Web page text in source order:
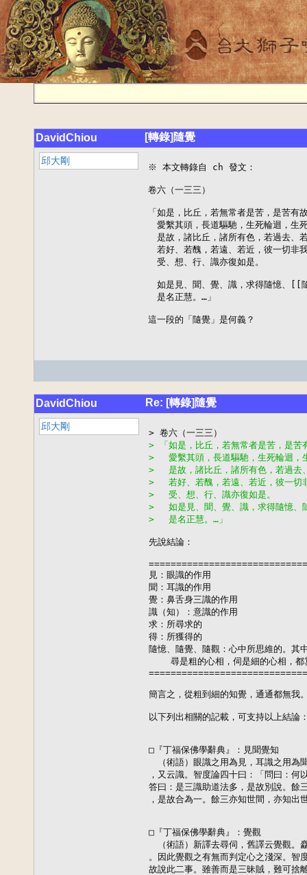
DavidChiou [轉錄]隨覺
邱大剛
※ 本文轉錄自 ch 發文：
卷六（一三三）
「如是，比丘，若無常者是苦，是苦
愛繫其頭，長道驅馳，生死輪迴，生
是故，諸比丘，諸所有色，若過去、
若好、若醜，若遠、若近，彼一切非
受、想、行、識亦復如是。
如是見、聞、覺、識，求得隨憶、[[
是名正慧。…」
這一段的「隨覺」是何義？
DavidChiou Re: [轉錄]隨覺
邱大剛
> 「如是，比丘，若無常者是苦，是苦
> 　愛繫其頭，長道驅馳，生死輪迴，
> 　是故，諸比丘，諸所有色，若過去
> 　若好、若醜，若遠、若近，彼一切
> 　受、想、行、識亦復如是。
> 　如是見、聞、覺、識，求得隨憶、
> 　是名正慧。…」
先說結論：
見：眼識的作用
聞：耳識的作用
覺：鼻舌身三識的作用
識（知）：意識的作用
求：所尋求的
得：所獲得的
隨憶、隨覺、隨觀：心中所思維的。其
尋是粗的心相，伺是細的心相，都
簡言之，從粗到細的知覺，通通都無我
以下列出相關的記載，可支持以上結論
□『丁福保佛學辭典』：見聞覺知
（術語）眼識之用為見，耳識之用為
，又云識。智度論四十曰：「問曰：
答曰：是三識助道法多，是故別說。餘
，是故合為一。餘三亦知世間，亦知出
□『丁福保佛學辭典』：覺觀
（術語）新譯去尋伺，舊譯云覺觀。
。因此覺觀之有無而判定心之淺深。智
故說此二事。雖善而是三昧賊，難可捨